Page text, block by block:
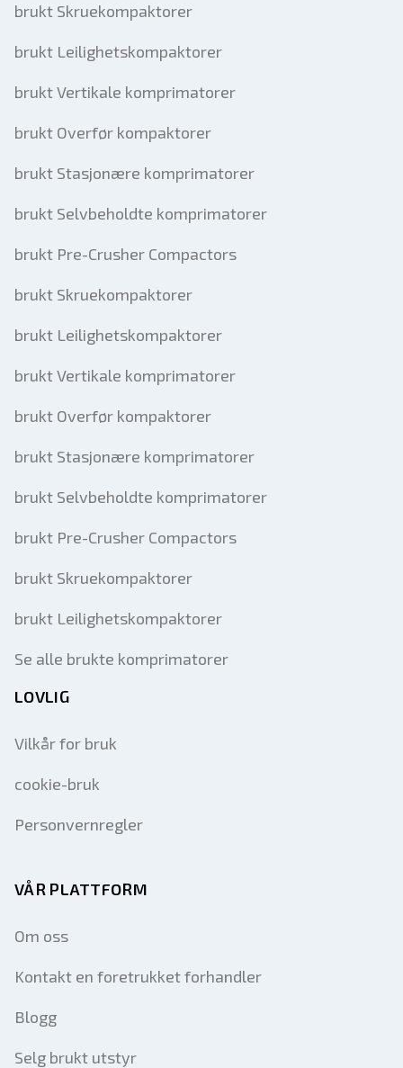
brukt Skruekompaktorer
brukt Leilighetskompaktorer
brukt Vertikale komprimatorer
brukt Overfør kompaktorer
brukt Stasjonære komprimatorer
brukt Selvbeholdte komprimatorer
brukt Pre-Crusher Compactors
brukt Skruekompaktorer
brukt Leilighetskompaktorer
brukt Vertikale komprimatorer
brukt Overfør kompaktorer
brukt Stasjonære komprimatorer
brukt Selvbeholdte komprimatorer
brukt Pre-Crusher Compactors
brukt Skruekompaktorer
brukt Leilighetskompaktorer
Se alle brukte komprimatorer
LOVLIG
Vilkår for bruk
cookie-bruk
Personvernregler
VÅR PLATTFORM
Om oss
Kontakt en foretrukket forhandler
Blogg
Selg brukt utstyr